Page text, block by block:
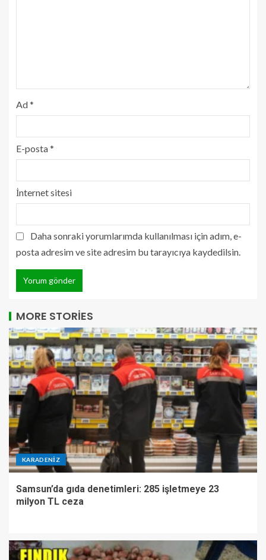
Ad*
E-posta*
İnternet sitesi
Daha sonraki yorumlarımda kullanılması için adım, e-
posta adresim ve site adresim bu tarayıcıya kaydedilsin.
MORE STORIES
KARADENIZ
Samsun’da gıda denetimleri: 285 işletmeye 23
milyon TL ceza